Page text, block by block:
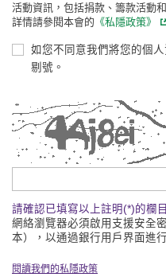
活動資訊，包括捐款、籌款活動
詳情請參閱本會的 《私隱政策》
如您不同意我們將您的個
剔號。
請輸入驗證碼
請確認已填寫以上註明(*)的欄目
網絡瀏覽器必須啟用支援安全
本），以通過銀行用戶界面進
閱讀我們的私隱政策